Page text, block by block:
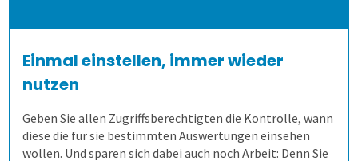
Allen, die evaluieren!
Schulungen für Fortgeschrittene
Aufgaben gemeinsam nutzen
Flexible Aufgabenformen
2. Prüfung zusammenstellen
Prüfungsteile und Vignetten
3. Online prüfen
Unternehmen
Mitarbeiterbefragung
Gesundheitswesen
Kontakt
Anfahrt
Einmal einstellen, immer wieder
nutzen
Geben Sie allen Zugriffsberechtigten die Kontrolle, wann
diese die für sie bestimmten Auswertungen einsehen
wollen. Und sparen sich dabei auch noch Arbeit: Denn Sie